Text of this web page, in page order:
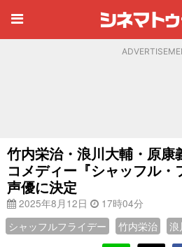
竹内栄治・浪川大輔・原康
コメディー『シャッフル・
声優に決定
2025年8月12日
17時04分
シャッフルフライデー
竹内栄治 浪